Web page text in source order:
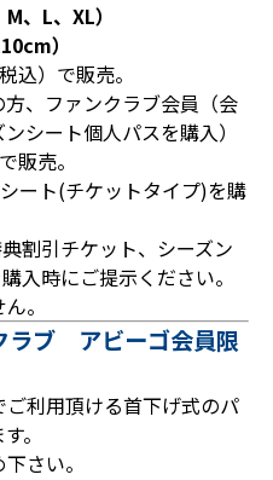
、L、XL）
）
込）で販売。
、ファンクラブ会員（会
シート個人パスを購入）
販売。
ート(チケットタイプ)を購
割引チケット、シーズン
入時にご提示ください。
。
ラブ アビーゴ会員限
利用頂ける首下げ式のパ
。
さい。